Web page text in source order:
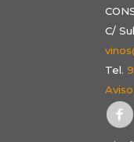
C/
Tel.